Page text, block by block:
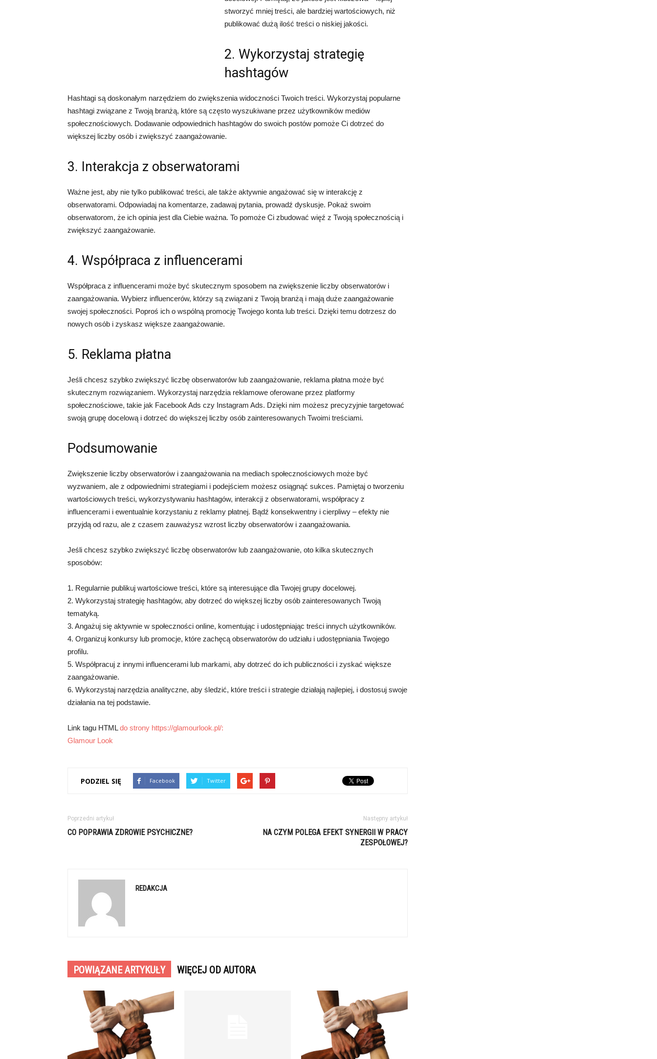
stworzyć mniej treści, ale bardziej wartościowych, niż
publikować dużą ilość treści o niskiej jakości.
2. Wykorzystaj strategię
hashtagów
Hashtagi są doskonałym narzędziem do zwiększenia widoczności Twoich treści. Wykorzystaj popularne
hashtagi związane z Twoją branżą, które są często wyszukiwane przez użytkowników mediów
społecznościowych. Dodawanie odpowiednich hashtagów do swoich postów pomoże Ci dotrzeć do
większej liczby osób i zwiększyć zaangażowanie.
3. Interakcja z obserwatorami
Ważne jest, aby nie tylko publikować treści, ale także aktywnie angażować się w interakcję z
obserwatorami. Odpowiadaj na komentarze, zadawaj pytania, prowadź dyskusje. Pokaż swoim
obserwatorom, że ich opinia jest dla Ciebie ważna. To pomoże Ci zbudować więź z Twoją społecznością i
zwiększyć zaangażowanie.
4. Współpraca z influencerami
Współpraca z influencerami może być skutecznym sposobem na zwiększenie liczby obserwatorów i
zaangażowania. Wybierz influencerów, którzy są związani z Twoją branżą i mają duże zaangażowanie
swojej społeczności. Poproś ich o wspólną promocję Twojego konta lub treści. Dzięki temu dotrzesz do
nowych osób i zyskasz większe zaangażowanie.
5. Reklama płatna
Jeśli chcesz szybko zwiększyć liczbę obserwatorów lub zaangażowanie, reklama płatna może być
skutecznym rozwiązaniem. Wykorzystaj narzędzia reklamowe oferowane przez platformy
społecznościowe, takie jak Facebook Ads czy Instagram Ads. Dzięki nim możesz precyzyjnie targetować
swoją grupę docelową i dotrzeć do większej liczby osób zainteresowanych Twoimi treściami.
Podsumowanie
Zwiększenie liczby obserwatorów i zaangażowania na mediach społecznościowych może być
wyzwaniem, ale z odpowiednimi strategiami i podejściem możesz osiągnąć sukces. Pamiętaj o tworzeniu
wartościowych treści, wykorzystywaniu hashtagów, interakcji z obserwatorami, współpracy z
influencerami i ewentualnie korzystaniu z reklamy płatnej. Bądź konsekwentny i cierpliwy – efekty nie
przyjdą od razu, ale z czasem zauważysz wzrost liczby obserwatorów i zaangażowania.
Jeśli chcesz szybko zwiększyć liczbę obserwatorów lub zaangażowanie, oto kilka skutecznych
sposobów:
1. Regularnie publikuj wartościowe treści, które są interesujące dla Twojej grupy docelowej.
2. Wykorzystaj strategię hashtagów, aby dotrzeć do większej liczby osób zainteresowanych Twoją
tematyką.
3. Angażuj się aktywnie w społeczności online, komentując i udostępniając treści innych użytkowników.
4. Organizuj konkursy lub promocje, które zachęcą obserwatorów do udziału i udostępniania Twojego
profilu.
5. Współpracuj z innymi influencerami lub markami, aby dotrzeć do ich publiczności i zyskać większe
zaangażowanie.
6. Wykorzystaj narzędzia analityczne, aby śledzić, które treści i strategie działają najlepiej, i dostosuj swoje
działania na tej podstawie.
Link tagu HTMLdo strony https://glamourlook.pl/:
Glamour Look
PODZIEL SIĘ Facebook Twitter
Poprzedni artykuł
CO POPRAWIA ZDROWIE PSYCHICZNE?
Następny artykuł
NA CZYM POLEGA EFEKT SYNERGII W PRACY
ZESPOŁOWEJ?
REDAKCJA
POWIĄZANE ARTYKUŁY WIĘCEJ OD AUTORA